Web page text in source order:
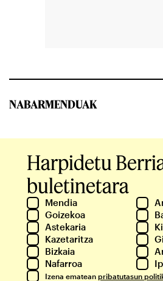
NABARMENDUAK
Harpidetu
buletinetara
Mendia
Goizekoa
Astekaria
Kazetaritza
Bizkaia
Nafarroa
Izena ematean pribatutasun